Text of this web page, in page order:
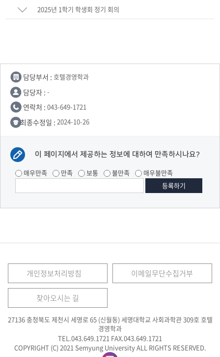
2025년 1학기 학생회 정기 회의
담당부서 : 호텔경영학과
담당자 : -
연락처 : 043-649-1721
최종수정일 : 2024-10-26
이 페이지에서 제공하는 정보에 대하여 만족하시나요?
매우만족 만족 보통 불만족 매우불만족
개인정보처리방침 이메일무단수집거부
찾아오시는 길
27136 충청북도 제천시 세명로 65 (신월동) 세명대학교 사회과학관 309호 호텔
경영학과
TEL.043.649.1721 FAX.043.649.1721
COPYRIGHT (C) 2021 Semyung University ALL RIGHTS RESERVED.